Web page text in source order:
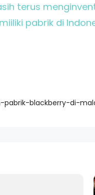
terus
pabrik di
blackberry-di-